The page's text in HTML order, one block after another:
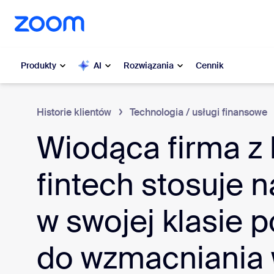
do treści głównej
pomocy na czacie
Produkty AI Rozwiązania Cennik
Popularne
Zoom Workplace
Usługi biznesowe Zoom
Co jest
Historie klientów Technologia / usługi finansowe
Wiodąca firma z
fintech stosuje
w swojej klasie
do wzmacniania